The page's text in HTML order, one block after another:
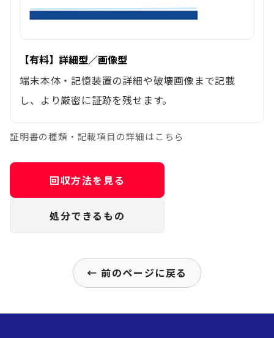
【有料】詳細型／画像型
端末本体・記憶装置の詳細や破壊画像まで記載
し、より厳密に証跡を残せます。
証明書の種類・記載項目の詳細はこちら
回収方法を見る
処分できるもの
← 前のページに戻る